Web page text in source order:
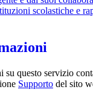
scolastiche e
questo servizio
Supporto del sito